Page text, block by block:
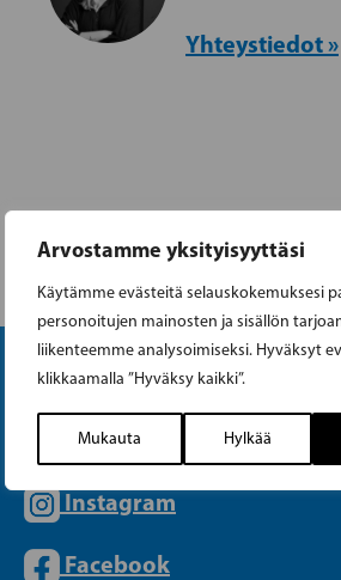
Arvostamme yksityisyyttäsi
Käytämme evästeitä selauskokemuksesi
personoitujen mainosten ja sisällön
liikenteemme analysoimiseksi. Hyväksyt
klikkaamalla ”Hyväksy kaikki”.
Mukauta Hylkää
Yhteystiedot »
ARTIKKELIT
Instagram
Facebook